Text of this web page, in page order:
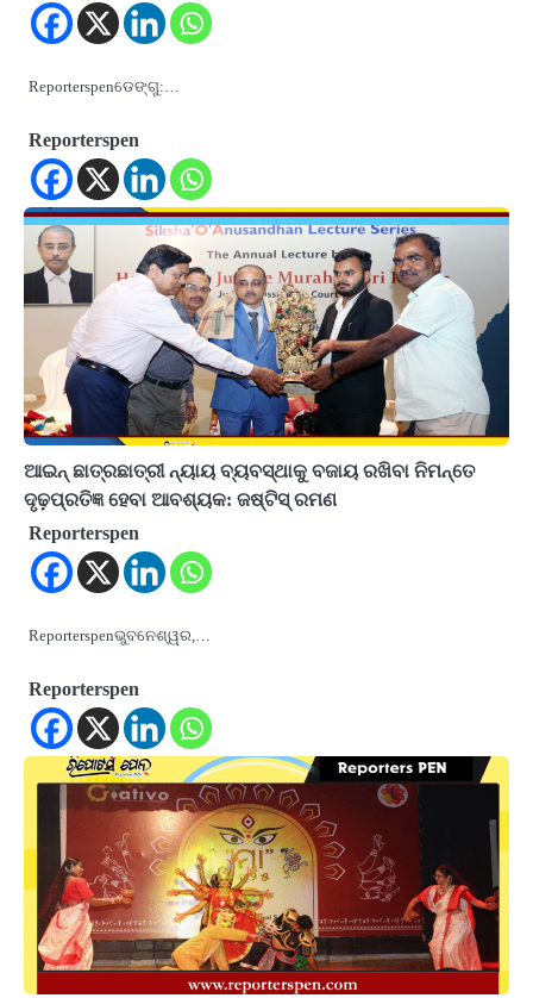
Reporterspenଡେଙ୍ଗୁ:…
Reporterspen
ଆଇନ୍ ଛାତ୍ରଛାତ୍ରୀ ନ୍ୟାୟ ବ୍ୟବସ୍ଥାକୁ ବଜାୟ ରଖିବା ନିମନ୍ତେ
ଦୃଢ଼ପ୍ରତିଜ୍ଞ ହେବା ଆବଶ୍ୟକ: ଜଷ୍ଟିସ୍ ରମଣ
Reporterspen
Reporterspenଭୁବନେଶ୍ୱର,…
Reporterspen